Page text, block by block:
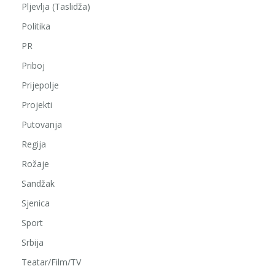
Pljevlja (Taslidža)
Politika
PR
Priboj
Prijepolje
Projekti
Putovanja
Regija
Rožaje
Sandžak
Sjenica
Sport
Srbija
Teatar/Film/TV